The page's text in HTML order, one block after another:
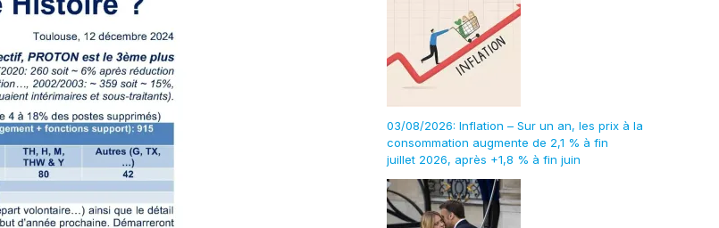
03/08/2026: Inflation – Sur un an, les prix à la
consommation augmente de 2,1 % à fin
juillet 2026, après +1,8 % à fin juin